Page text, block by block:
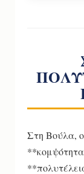
Στη Βούλα,